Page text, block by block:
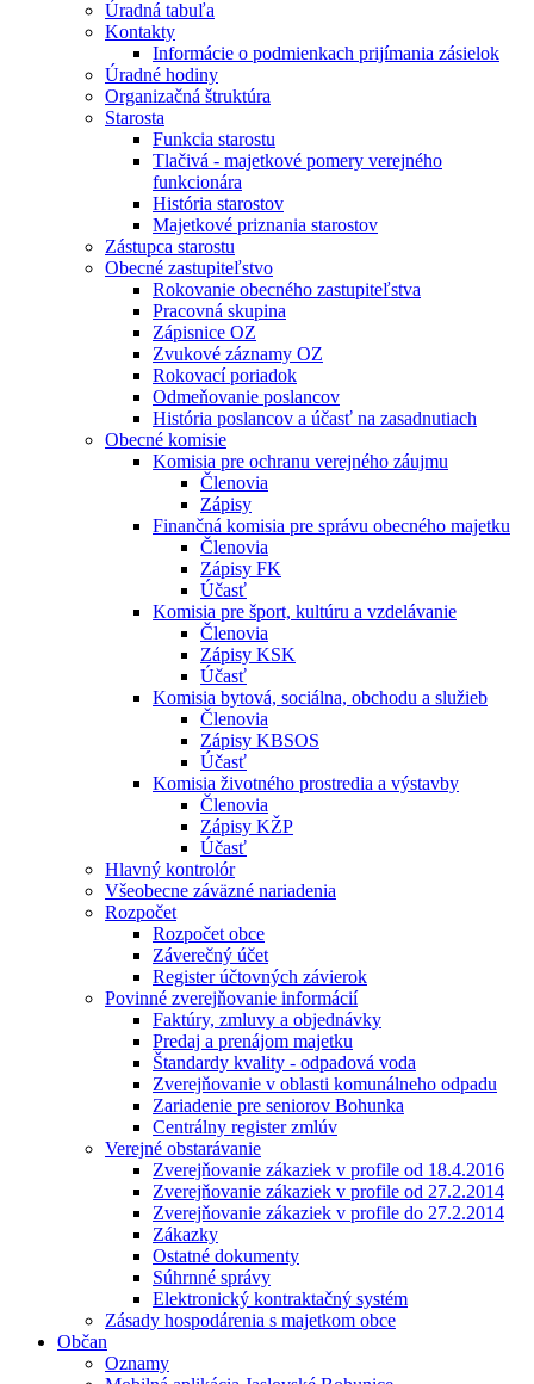
Úradná tabuľa
Kontakty
Informácie o podmienkach prijímania zásielok
Úradné hodiny
Organizačná štruktúra
Starosta
Funkcia starostu
Tlačivá - majetkové pomery verejného
funkcionára
História starostov
Majetkové priznania starostov
Zástupca starostu
Obecné zastupiteľstvo
Rokovanie obecného zastupiteľstva
Pracovná skupina
Zápisnice OZ
Zvukové záznamy OZ
Rokovací poriadok
Odmeňovanie poslancov
História poslancov a účasť na zasadnutiach
Obecné komisie
Komisia pre ochranu verejného záujmu
Členovia
Zápisy
Finančná komisia pre správu obecného majetku
Členovia
Zápisy FK
Účasť
Komisia pre šport, kultúru a vzdelávanie
Členovia
Zápisy KSK
Účasť
Komisia bytová, sociálna, obchodu a služieb
Členovia
Zápisy KBSOS
Účasť
Komisia životného prostredia a výstavby
Členovia
Zápisy KŽP
Účasť
Hlavný kontrolór
Všeobecne záväzné nariadenia
Rozpočet
Rozpočet obce
Záverečný účet
Register účtovných závierok
Povinné zverejňovanie informácií
Faktúry, zmluvy a objednávky
Predaj a prenájom majetku
Štandardy kvality - odpadová voda
Zverejňovanie v oblasti komunálneho odpadu
Zariadenie pre seniorov Bohunka
Centrálny register zmlúv
Verejné obstarávanie
Zverejňovanie zákaziek v profile od 18.4.2016
Zverejňovanie zákaziek v profile od 27.2.2014
Zverejňovanie zákaziek v profile do 27.2.2014
Zákazky
Ostatné dokumenty
Súhrnné správy
Elektronický kontraktačný systém
Zásady hospodárenia s majetkom obce
Občan
Oznamy